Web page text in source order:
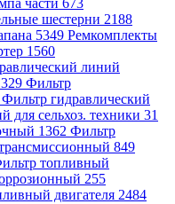
части 673
шестерни 2188
5349 Ремкомплекты
1560
линий
Фильтр
Фильтр гидравлический
для сельхоз. техники 31
1362 Фильтр
849
топливный
255
двигателя 2484